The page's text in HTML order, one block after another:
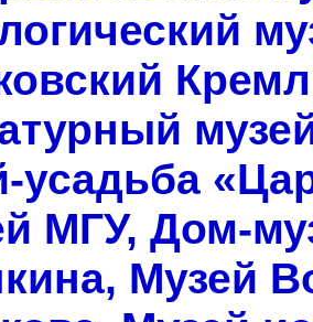
усадьба
МГУ, Дом-
Музей